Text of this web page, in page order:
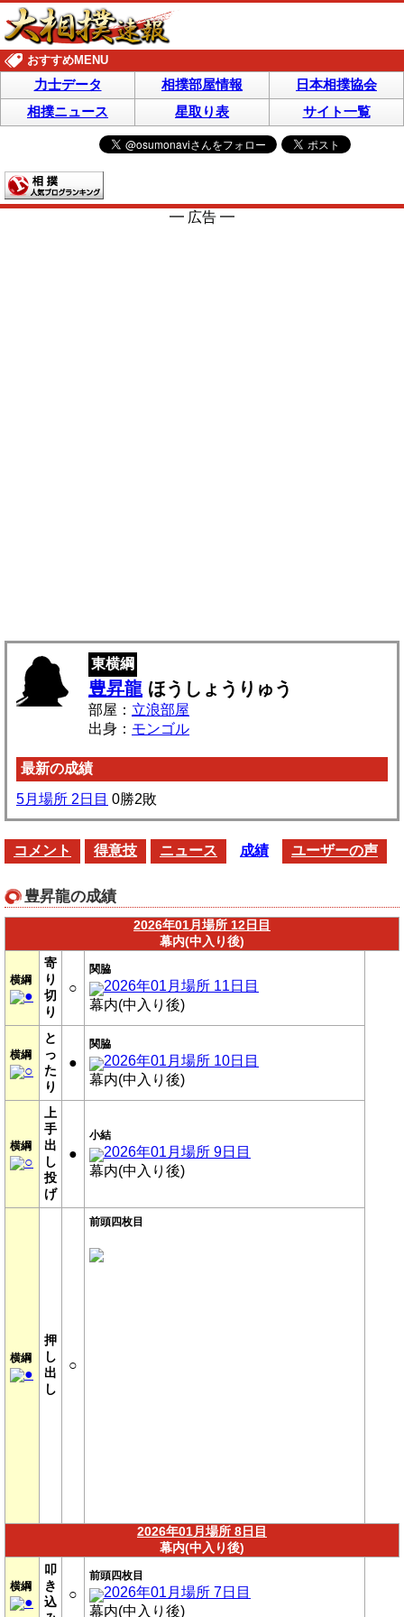
おすすめMENU
力士データ 相撲部屋情報
日本相撲協会
相撲ニュース
星取り表 サイト一覧
━ 広告 ━
東横綱
豊昇龍 ほうしょうりゅう
部屋： 立浪部屋
出身： モンゴル
最新の成績
5月場所 2日目 0勝2敗
コメント 得意技 ニュース 成績 ユーザーの声
豊昇龍の成績
2026年01月場所 12日目
幕内(中入り後)
横綱
●
寄
り
切
り
○
関脇
2026年01月場所 11日目
幕内(中入り後)
横綱
○
と
っ
た
り
●
関脇
2026年01月場所 10日目
幕内(中入り後)
横綱
○
上
手
出
し
投
げ
●
小結
2026年01月場所 9日目
幕内(中入り後)
横綱
●
押
し
出
し
○
前頭四枚目
2026年01月場所 8日目
幕内(中入り後)
横綱
●
叩
き
込
○
前頭四枚目
2026年01月場所 7日目
幕内(中入り後)